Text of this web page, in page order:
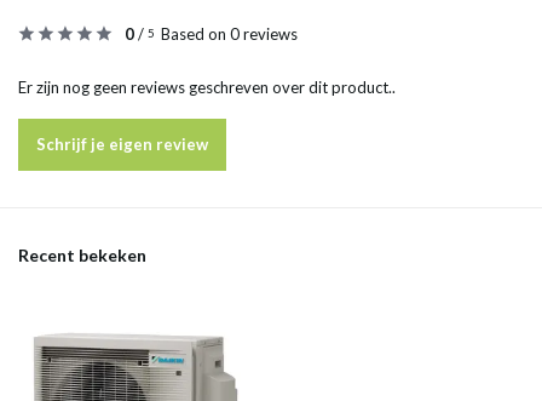
0/ 5 Based on 0 reviews
Er zijn nog geen reviews geschreven over dit product..
Schrijf je eigen review
Recent bekeken